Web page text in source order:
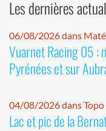
Les dernières
06/08/2026 dans
Vuarnet Racing 05 :
Pyrénées et sur
04/08/2026 dans Topo
Lac et pic de la